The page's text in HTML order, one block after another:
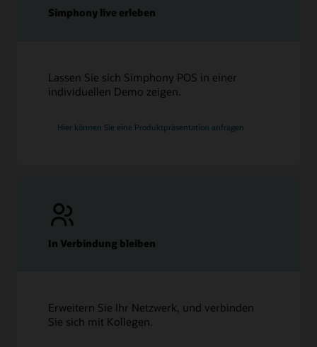
Simphony live erleben
Lassen Sie sich Simphony POS in einer
individuellen Demo zeigen.
Hier können Sie eine Produktpräsentation anfragen
In Verbindung bleiben
Erweitern Sie Ihr Netzwerk, und verbinden
Sie sich mit Kollegen.